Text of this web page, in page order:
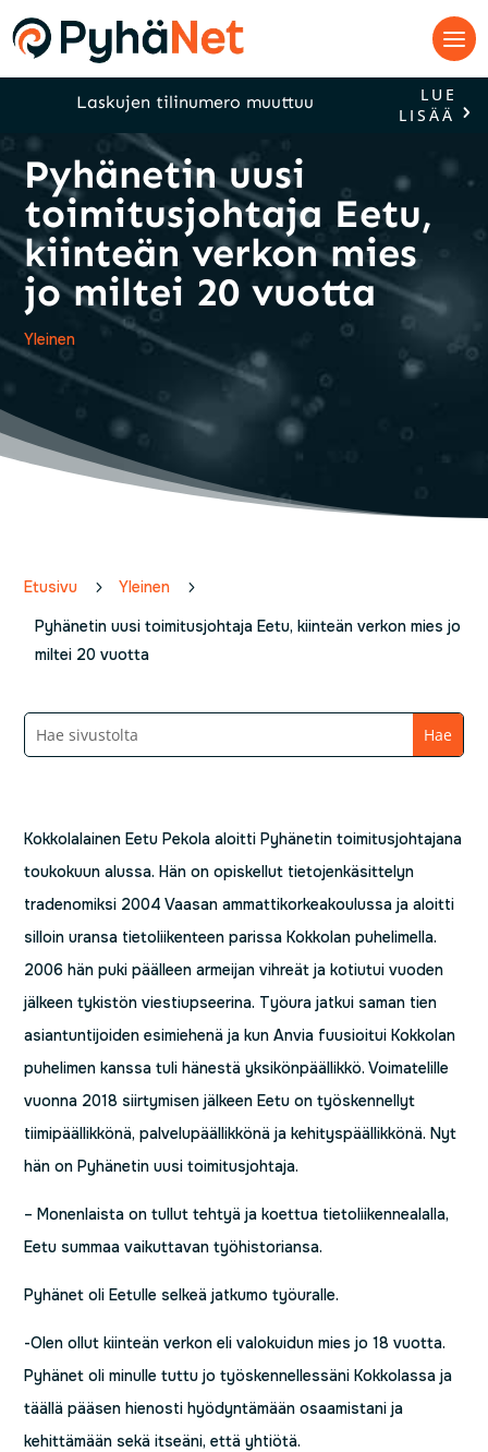
Laskujen tilinumero muuttuu
LUE
LISÄÄ
Pyhänetin uusi
toimitusjohtaja Eetu,
kiinteän verkon mies
jo miltei 20 vuotta
Yleinen
Etusivu 5 Yleinen
5
Pyhänetin uusi toimitusjohtaja Eetu, kiinteän verkon mies jo
miltei 20 vuotta
Kokkolalainen Eetu Pekola aloitti Pyhänetin toimitusjohtajana
toukokuun alussa. Hän on opiskellut tietojenkäsittelyn
tradenomiksi 2004 Vaasan ammattikorkeakoulussa ja aloitti
silloin uransa tietoliikenteen parissa Kokkolan puhelimella.
2006 hän puki päälleen armeijan vihreät ja kotiutui vuoden
jälkeen tykistön viestiupseerina. Työura jatkui saman tien
asiantuntijoiden esimiehenä ja kun Anvia fuusioitui Kokkolan
puhelimen kanssa tuli hänestä yksikönpäällikkö. Voimatelille
vuonna 2018 siirtymisen jälkeen Eetu on työskennellyt
tiimipäällikkönä, palvelupäällikkönä ja kehityspäällikkönä. Nyt
hän on Pyhänetin uusi toimitusjohtaja.
– Monenlaista on tullut tehtyä ja koettua tietoliikennealalla,
Eetu summaa vaikuttavan työhistoriansa.
Pyhänet oli Eetulle selkeä jatkumo työuralle.
-Olen ollut kiinteän verkon eli valokuidun mies jo 18 vuotta.
Pyhänet oli minulle tuttu jo työskennellessäni Kokkolassa ja
täällä pääsen hienosti hyödyntämään osaamistani ja
kehittämään sekä itseäni, että yhtiötä.